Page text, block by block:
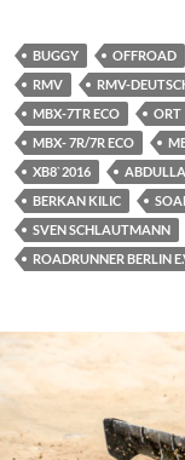
BUGGY OFFROAD
RMV
RMV-
MBX-7TR ECO
ORT
MBX- 7R/7R ECO
XB8`2016
BERKAN KILIC
SVEN SCHLAUTMANN
ROADRUNNER BERLIN